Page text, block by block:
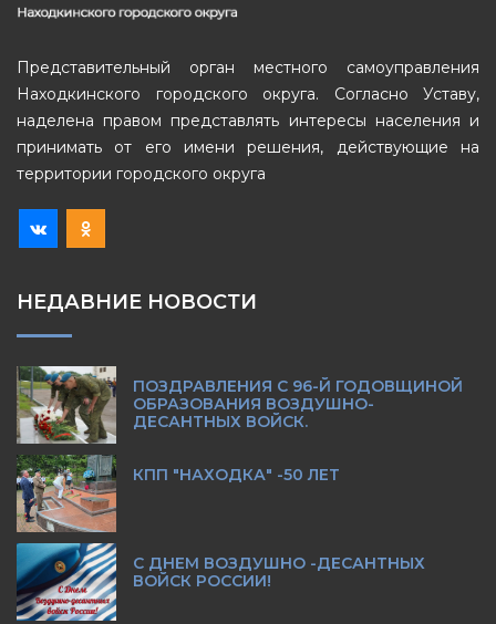
Представительный орган местного самоуправления
Находкинского городского округа. Согласно Уставу,
наделена правом представлять интересы населения и
принимать от его имени решения, действующие на
территории городского округа
НЕДАВНИЕ НОВОСТИ
ПОЗДРАВЛЕНИЯ С 96-Й ГОДОВЩИНОЙ
ОБРАЗОВАНИЯ ВОЗДУШНО-
ДЕСАНТНЫХ ВОЙСК.
КПП "НАХОДКА" -50 ЛЕТ
С ДНЕМ ВОЗДУШНО -ДЕСАНТНЫХ
ВОЙСК РОССИИ!